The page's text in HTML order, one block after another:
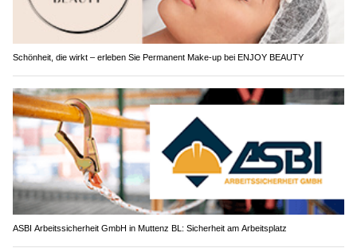
Schönheit, die wirkt – erleben Sie Permanent Make-up bei ENJOY BEAUTY
ASBI Arbeitssicherheit GmbH in Muttenz BL: Sicherheit am Arbeitsplatz